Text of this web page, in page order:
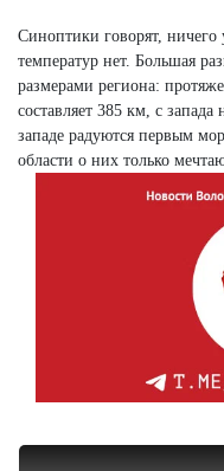
Синоптики говорят, ничего
температур нет. Большая
размерами региона:
составляет 385 км, с
западе радуются первым
области о них только